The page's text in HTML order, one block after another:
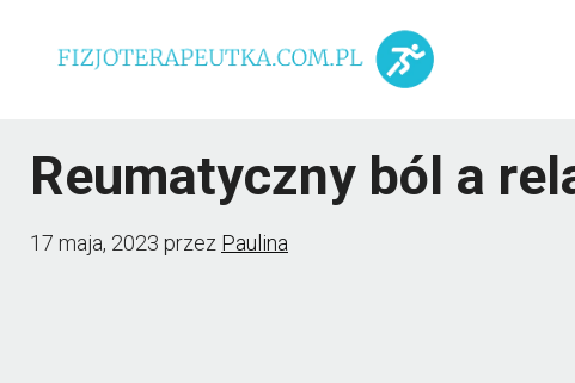
Reumatyczny ból a
17 maja, 2023 przez Paulina